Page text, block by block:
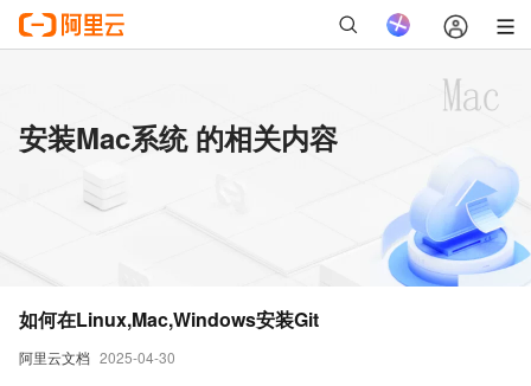
安装Mac系统 的相关内容
阿里云文档 2025-04-30
如何在Linux,Mac,Windows安装Git